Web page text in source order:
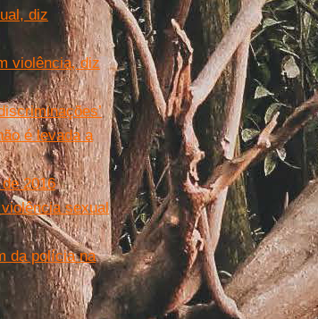
diz
violência, diz
é levada a
2016
sexual
da polícia na